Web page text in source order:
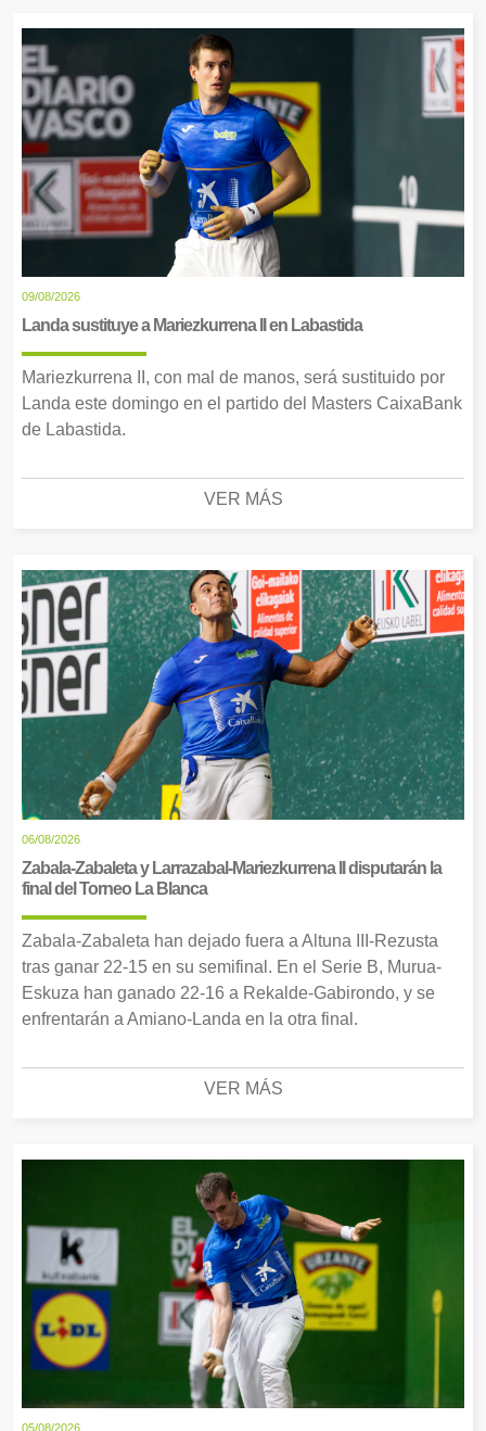
09/08/2026
Landa sustituye a Mariezkurrena II en Labastida
Mariezkurrena II, con mal de manos, será sustituido por
Landa este domingo en el partido del Masters CaixaBank
de Labastida.
VER MÁS
06/08/2026
Zabala-Zabaleta y Larrazabal-Mariezkurrena II disputarán la
final del Torneo La Blanca
Zabala-Zabaleta han dejado fuera a Altuna III-Rezusta
tras ganar 22-15 en su semifinal. En el Serie B, Murua-
Eskuza han ganado 22-16 a Rekalde-Gabirondo, y se
enfrentarán a Amiano-Landa en la otra final.
VER MÁS
05/08/2026